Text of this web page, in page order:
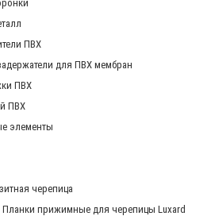
ПВХ
для ПВХ мембран
ПВХ
ПВХ
элементы
черепица
Планки прижимные для черепицы Luxard